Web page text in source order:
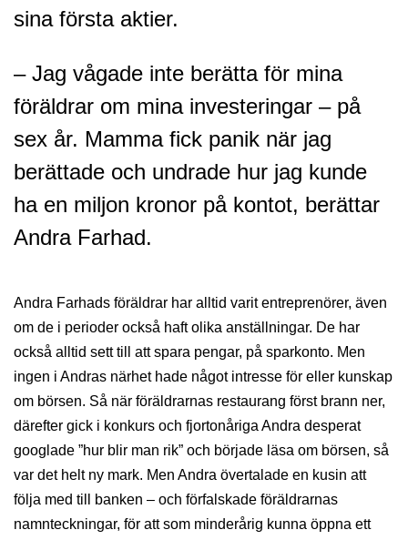
sina första aktier.
– Jag vågade inte berätta för mina
föräldrar om mina investeringar – på
sex år. Mamma fick panik när jag
berättade och undrade hur jag kunde
ha en miljon kronor på kontot, berättar
Andra Farhad.
Andra Farhads föräldrar har alltid varit entreprenörer, även
om de i perioder också haft olika anställningar. De har
också alltid sett till att spara pengar, på sparkonto. Men
ingen i Andras närhet hade något intresse för eller kunskap
om börsen. Så när föräldrarnas restaurang först brann ner,
därefter gick i konkurs och fjortonåriga Andra desperat
googlade ”hur blir man rik” och började läsa om börsen, så
var det helt ny mark. Men Andra övertalade en kusin att
följa med till banken – och förfalskade föräldrarnas
namnteckningar, för att som minderårig kunna öppna ett